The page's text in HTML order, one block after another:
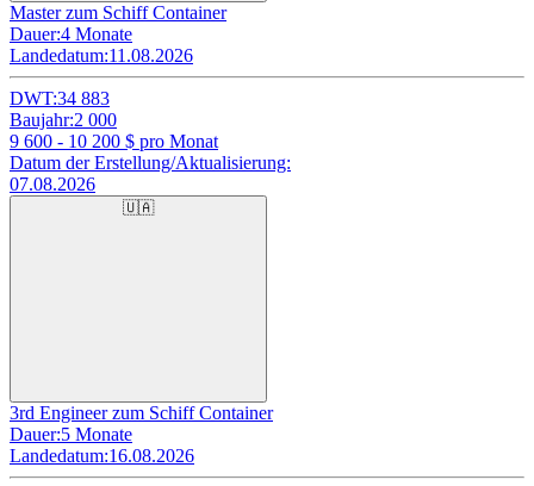
Master zum Schiff Container
Dauer:4 Monate
Landedatum:11.08.2026
DWT:34 883
Baujahr:2 000
9 600 - 10 200 $ pro Monat
Datum der Erstellung/Aktualisierung:
07.08.2026
🇺🇦
3rd Engineer zum Schiff Container
Dauer:5 Monate
Landedatum:16.08.2026